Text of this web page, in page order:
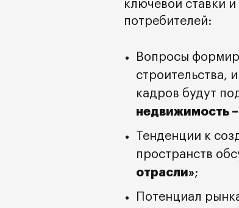
ключевой ставки
потребителей:
Вопросы
строительства,
кадров будут
недвижимость –
Тенденции к
пространств
отрасли»;
Потенциал